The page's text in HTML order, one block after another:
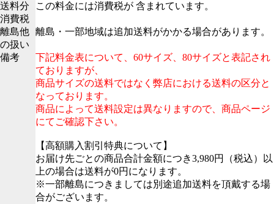
送料分
消費税
この料金には消費税が 含まれています。
離島他
の扱い
離島・一部地域は追加送料がかかる場合があります。
備考
下記料金表について、60サイズ、80サイズと表記され
ておりますが、
商品サイズの送料ではなく弊店における送料の区分と
なっております。
商品によって送料設定は異なりますので、商品ページ
にてご確認下さい。
【高額購入割引特典について】
お届け先ごとの商品合計金額につき3,980円（税込）以
上の場合は送料が0円になります。
※一部離島につきましては別途追加送料を頂戴する場
合がございます。